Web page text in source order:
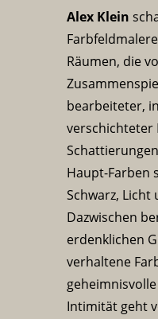
Alex Klein
Räumen, die
bearbeiteter,
verschichteter
Haupt-Farben
Schwarz, Licht
Dazwischen
erdenklichen
verhaltene
Intimität geht